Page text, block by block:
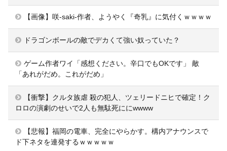
【画像】咲-saki-作者、ようやく『奇乳』に気付くｗｗｗｗ
ドラゴンボールの敵でデカくて強い奴っていた？
ゲーム作者ワイ「感想ください。辛口でもOKです」 敵
「あれがだめ。これがだめ」
【衝撃】クルタ族虐 殺の犯人、ツェリードニヒで確定！ク
ロロの演劇のせいで2人も無駄死ににwwww
【悲報】福岡の電車、完全にやらかす。構内アナウンスで
ド下ネタを連発するｗｗｗｗｗ